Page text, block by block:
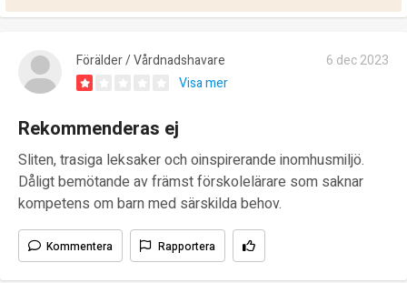
Förälder / Vårdnadshavare
6 dec 2023
Visa mer
Rekommenderas ej
Sliten, trasiga leksaker och oinspirerande inomhusmiljö.
Dåligt bemötande av främst förskolelärare som saknar
kompetens om barn med särskilda behov.
Kommentera Rapportera